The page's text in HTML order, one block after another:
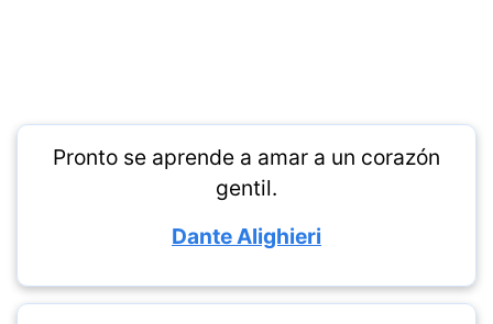
Pronto se aprende a amar a un corazón
gentil.
Dante Alighieri